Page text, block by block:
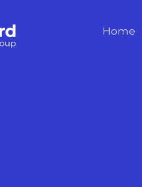
Home